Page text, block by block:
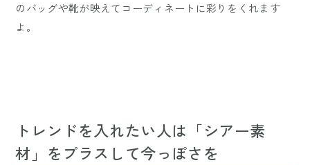
のバッグや靴が映えてコーディネートに彩りをくれます
よ。
トレンドを入れたい人は「シアー素
材」をプラスして今っぽさを